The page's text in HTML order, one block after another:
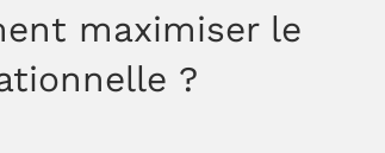
maximiser le
?